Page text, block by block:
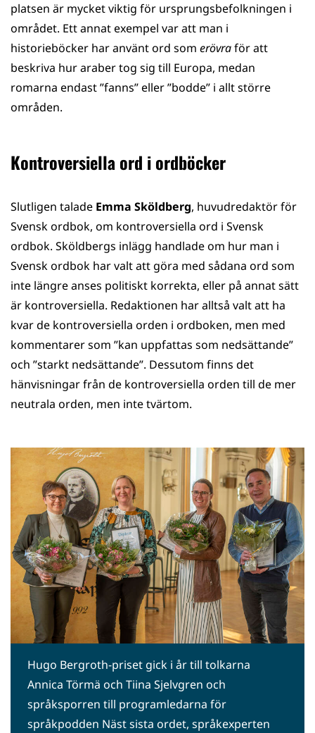
platsen är mycket viktig för ursprungsbefolkningen i
området. Ett annat exempel var att man i
historieböcker har använt ord som erövraför att
beskriva hur araber tog sig till Europa, medan
romarna endast ”fanns” eller ”bodde” i allt större
områden.
Kontroversiella ord i ordböcker
Slutligen talade Emma Sköldberg, huvudredaktör för
Svensk ordbok, om kontroversiella ord i Svensk
ordbok. Sköldbergs inlägg handlade om hur man i
Svensk ordbok har valt att göra med sådana ord som
inte längre anses politiskt korrekta, eller på annat sätt
är kontroversiella. Redaktionen har alltså valt att ha
kvar de kontroversiella orden i ordboken, men med
kommentarer som ”kan uppfattas som nedsättande”
och ”starkt nedsättande”. Dessutom finns det
hänvisningar från de kontroversiella orden till de mer
neutrala orden, men inte tvärtom.
Hugo Bergroth-priset gick i år till tolkarna
Annica Törmä och Tiina Sjelvgren och
språksporren till programledarna för
språkpodden Näst sista ordet, språkexperten